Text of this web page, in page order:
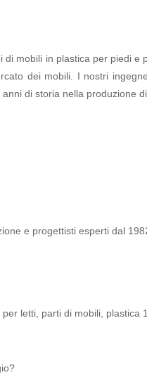
mobili in plastica per piedi
dei mobili. I nostri
di storia nella produzione
e progettisti esperti dal
letti, parti di mobili, plastica